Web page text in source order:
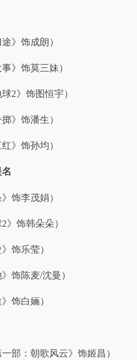
》饰成朗）
》饰莫三妹）
2》饰图恒宇）
》饰潘生）
》饰孙均）
饰李茂娟）
》饰韩朵朵）
饰乐莹）
饰陈麦/沈曼）
饰白婳）
部：朝歌风云》饰姬昌）